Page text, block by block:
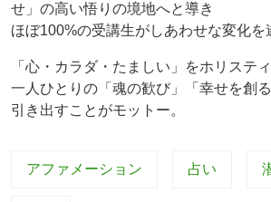
せ」の高い悟りの境地へと導き
ほぼ100%の受講生がしあわせな変化を
「心・カラダ・たましい」をホリステ
一人ひとりの「魂の歓び」「幸せを創る
引き出すことがモットー。
アファメーション 占い